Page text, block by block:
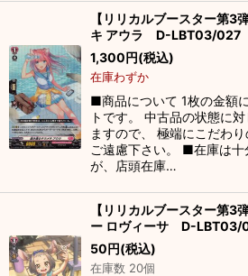
【リリカルブースター第3
キ アウラ D-LBT03/027
1,300円(税込)
在庫わずか
■商品について 1枚の金額
トです。 中古品の状態に
ますので、 極端にこだわ
ご遠慮下さい。 ■在庫は十
が、店頭在庫…
【リリカルブースター第3
ー ロヴィーサ D-LBT03/
50円(税込)
在庫数 20個